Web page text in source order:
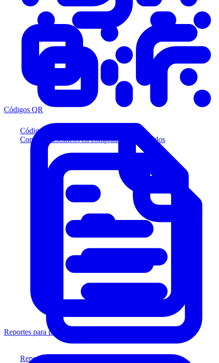
Códigos QR
Convierta escaneos en compradores calificados
Reportes para prestamistas
Códigos QR
Reportes para prestamistas